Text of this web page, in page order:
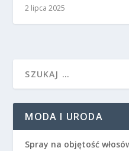
2 lipca 2025
MODA I URODA
Spray na objętość